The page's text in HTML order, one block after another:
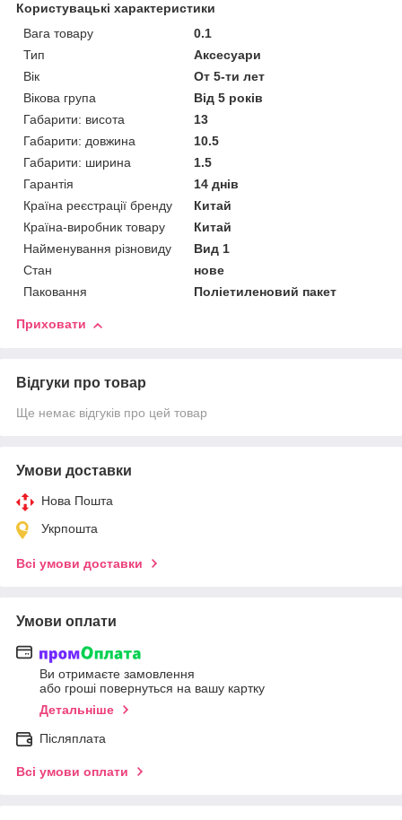
Користувацькі характеристики
Вага товару
0.1
Тип
Аксесуари
Вік
От 5-ти лет
Вікова група
Від 5 років
Габарити: висота
13
Габарити: довжина
10.5
Габарити: ширина
1.5
Гарантія
14 днів
Країна реєстрації бренду
Китай
Країна-виробник товару
Китай
Найменування різновиду
Вид 1
Стан
нове
Паковання
Поліетиленовий пакет
Приховати
Відгуки про товар
Ще немає відгуків про цей товар
Умови доставки
Нова Пошта
Укрпошта
Всі умови доставки
Умови оплати
Ви отримаєте замовлення
або гроші повернуться на вашу картку
Детальніше
Післяплата
Всі умови оплати